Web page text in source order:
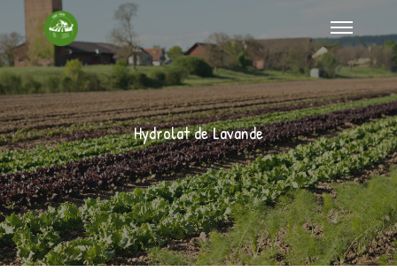
Hydrolat de Lavande